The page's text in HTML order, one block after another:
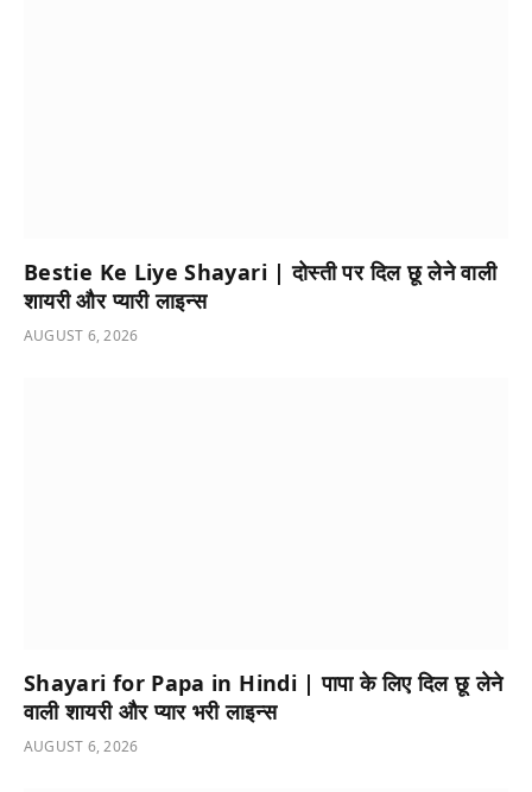
Bestie Ke Liye Shayari | दोस्ती पर दिल छू लेने वाली
शायरी और प्यारी लाइन्स
AUGUST 6, 2026
Shayari for Papa in Hindi | पापा के लिए दिल छू लेने
वाली शायरी और प्यार भरी लाइन्स
AUGUST 6, 2026